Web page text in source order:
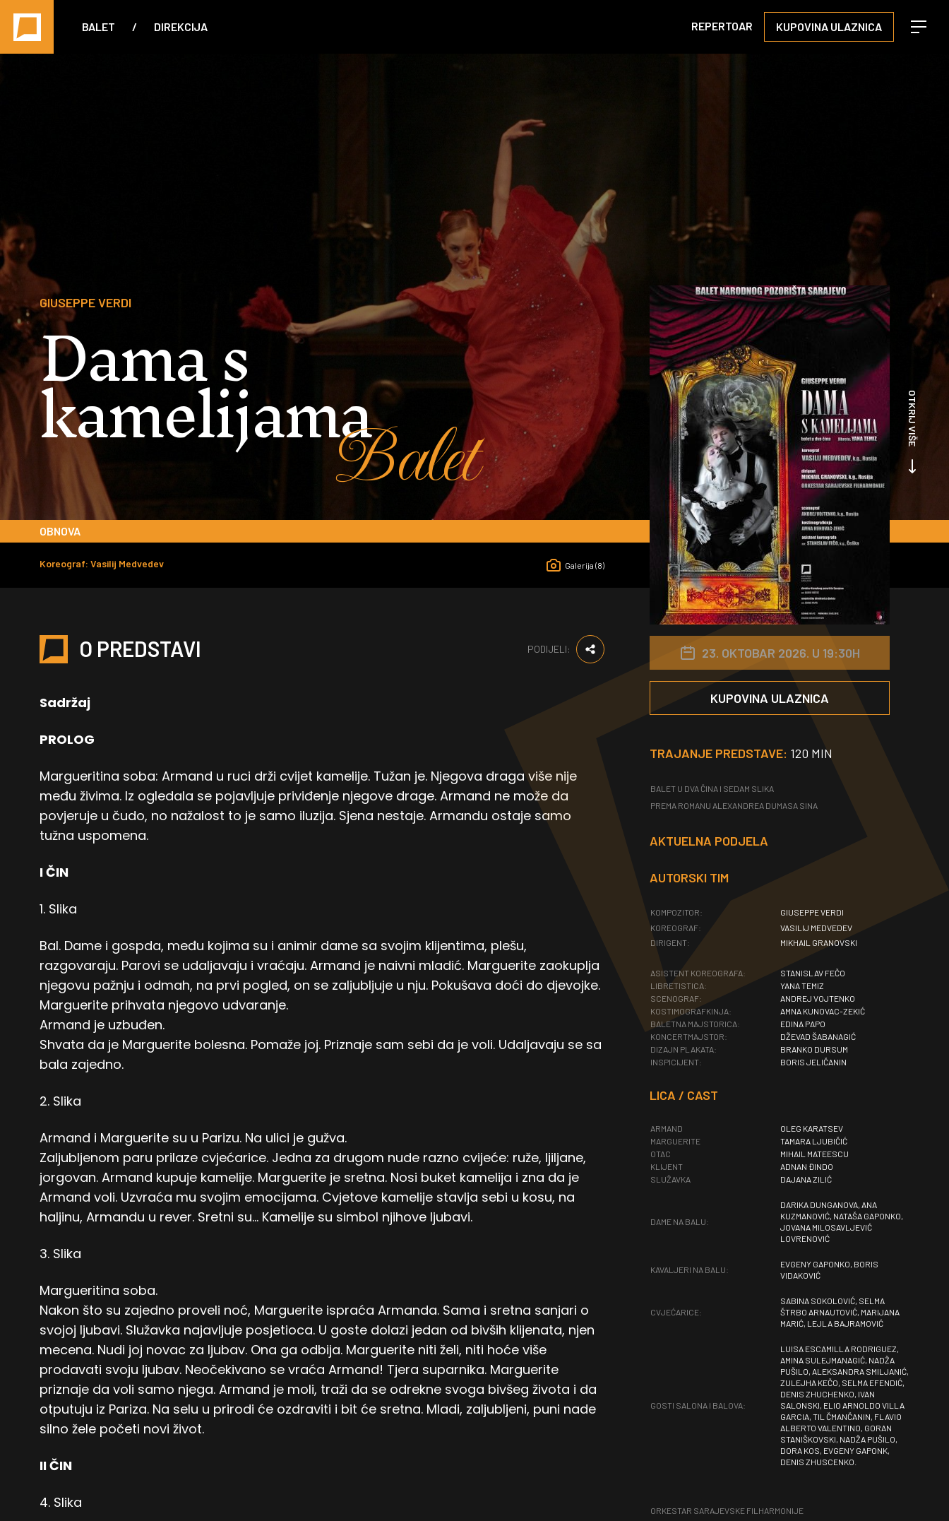
BALET / DIREKCIJA REPERTOAR KUPOVINA ULAZNICA
Open
GIUSEPPE VERDI
Dama s
kamelijamaBalet OTKRIJ VIŠE
OBNOVA
Koreograf: Vasilij Medvedev Galerija (8)
O PREDSTAVI PODIJELI:
Sadržaj
PROLOG
Margueritina soba: Armand u ruci drži cvijet kamelije. Tužan je. Njegova draga više nije
među živima. Iz ogledala se pojavljuje priviđenje njegove drage. Armand ne može da
povjeruje u čudo, no nažalost to je samo iluzija. Sjena nestaje. Armandu ostaje samo
tužna uspomena.
I ČIN
1. Slika
Bal. Dame i gospda, među kojima su i animir dame sa svojim klijentima, plešu,
razgovaraju. Parovi se udaljavaju i vraćaju. Armand je naivni mladić. Marguerite zaokuplja
njegovu pažnju i odmah, na prvi pogled, on se zaljubljuje u nju. Pokušava doći do djevojke.
Marguerite prihvata njegovo udvaranje.
Armand je uzbuđen.
Shvata da je Marguerite bolesna. Pomaže joj. Priznaje sam sebi da je voli. Udaljavaju se sa
bala zajedno.
2. Slika
Armand i Marguerite su u Parizu. Na ulici je gužva.
Zaljubljenom paru prilaze cvjećarice. Jedna za drugom nude razno cvijeće: ruže, ljiljane,
jorgovan. Armand kupuje kamelije. Marguerite je sretna. Nosi buket kamelija i zna da je
Armand voli. Uzvraća mu svojim emocijama. Cvjetove kamelije stavlja sebi u kosu, na
haljinu, Armandu u rever. Sretni su… Kamelije su simbol njihove ljubavi.
3. Slika
Margueritina soba.
Nakon što su zajedno proveli noć, Marguerite ispraća Armanda. Sama i sretna sanjari o
svojoj ljubavi. Služavka najavljuje posjetioca. U goste dolazi jedan od bivših klijenata, njen
mecena. Nudi joj novac za ljubav. Ona ga odbija. Marguerite niti želi, niti hoće više
prodavati svoju ljubav. Neočekivano se vraća Armand! Tjera suparnika. Marguerite
priznaje da voli samo njega. Armand je moli, traži da se odrekne svoga bivšeg života i da
otputuju iz Pariza. Na selu u prirodi će ozdraviti i bit će sretna. Mladi, zaljubljeni, puni nade
silno žele početi novi život.
II ČIN
4. Slika
23. OKTOBAR 2026. U 19:30H
KUPOVINA ULAZNICA
TRAJANJE PREDSTAVE: 120 MIN
BALET U DVA ČINA I SEDAM SLIKA
PREMA ROMANU ALEXANDREA DUMASA SINA
AKTUELNA PODJELA
AUTORSKI TIM
KOMPOZITOR:
GIUSEPPE VERDI
KOREOGRAF:
VASILIJ MEDVEDEV
DIRIGENT:
MIKHAIL GRANOVSKI
ASISTENT KOREOGRAFA:
STANISLAV FEČO
LIBRETISTICA:
YANA TEMIZ
SCENOGRAF:
ANDREJ VOJTENKO
KOSTIMOGRAFKINJA:
AMNA KUNOVAC-ZEKIĆ
BALETNA MAJSTORICA:
EDINA PAPO
KONCERTMAJSTOR:
DŽEVAD ŠABANAGIĆ
DIZAJN PLAKATA:
BRANKO DURSUM
INSPICIJENT:
BORIS JELIČANIN
LICA / CAST
ARMAND
OLEG KARATSEV
MARGUERITE
TAMARA LJUBIČIĆ
OTAC
MIHAIL MATEESCU
KLIJENT
ADNAN ĐINDO
SLUŽAVKA
DAJANA ZILIĆ
DAME NA BALU:
DARIKA DUNGANOVA, ANA
KUZMANOVIĆ, NATAŠA GAPONKO,
JOVANA MILOSAVLJEVIĆ
LOVRENOVIĆ
KAVALJERI NA BALU:
EVGENY GAPONKO, BORIS
VIDAKOVIĆ
CVJEĆARICE:
SABINA SOKOLOVIĆ, SELMA
ŠTRBO ARNAUTOVIĆ, MARIJANA
MARIĆ, LEJLA BAJRAMOVIĆ
GOSTI SALONA I BALOVA:
LUISA ESCAMILLA RODRIGUEZ,
AMINA SULEJMANAGIĆ, NADŽA
PUŠILO, ALEKSANDRA SMILJANIĆ,
ZULEJHA KEČO, SELMA EFENDIĆ,
DENIS ZHUCHENKO, IVAN
SALONSKI, ELIO ARNOLDO VILLA
GARCIA, TIL ČMANČANIN, FLAVIO
ALBERTO VALENTINO, GORAN
STANIŠKOVSKI, NADŽA PUŠILO,
DORA KOS, EVGENY GAPONK,
DENIS ZHUSCENKO.
ORKESTAR SARAJEVSKE FILHARMONIJE